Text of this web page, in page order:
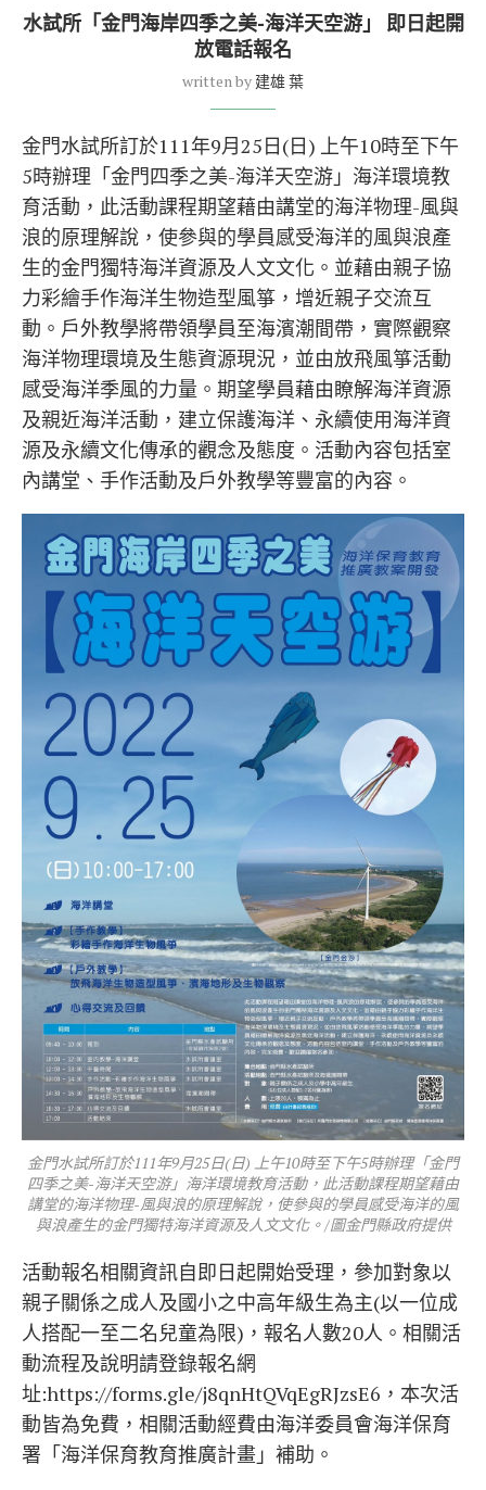
水試所「金門海岸四季之美-海洋天空游」 即日起開
放電話報名
written by 建雄 葉
金門水試所訂於111年9月25日(日) 上午10時至下午
5時辦理「金門四季之美-海洋天空游」海洋環境教
育活動，此活動課程期望藉由講堂的海洋物理-風與
浪的原理解說，使參與的學員感受海洋的風與浪產
生的金門獨特海洋資源及人文文化。並藉由親子協
力彩繪手作海洋生物造型風箏，增近親子交流互
動。戶外教學將帶領學員至海濱潮間帶，實際觀察
海洋物理環境及生態資源現況，並由放飛風箏活動
感受海洋季風的力量。期望學員藉由瞭解海洋資源
及親近海洋活動，建立保護海洋、永續使用海洋資
源及永續文化傳承的觀念及態度。活動內容包括室
內講堂、手作活動及戶外教學等豐富的內容。
金門水試所訂於111年9月25日(日) 上午10時至下午5時辦理「金門
四季之美-海洋天空游」海洋環境教育活動，此活動課程期望藉由
講堂的海洋物理-風與浪的原理解說，使參與的學員感受海洋的風
與浪產生的金門獨特海洋資源及人文文化。/圖金門縣政府提供
活動報名相關資訊自即日起開始受理，參加對象以
親子關係之成人及國小之中高年級生為主(以一位成
人搭配一至二名兒童為限)，報名人數20人。相關活
動流程及說明請登錄報名網
址:https://forms.gle/j8qnHtQVqEgRJzsE6，本次活
動皆為免費，相關活動經費由海洋委員會海洋保育
署「海洋保育教育推廣計畫」補助。